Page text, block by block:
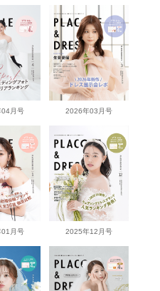
月号 2026年03月号
月号 2025年12月号